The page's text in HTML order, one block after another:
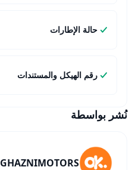
حالة الإطارات
رقم الهيكل والمستندات
نُشر بواسطة
GHAZNIMOTORS